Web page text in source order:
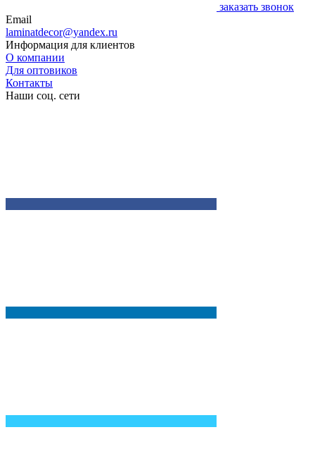
заказать звонок
Email
laminatdecor@yandex.ru
Информация для клиентов
О компании
Для оптовиков
Контакты
Наши соц. сети